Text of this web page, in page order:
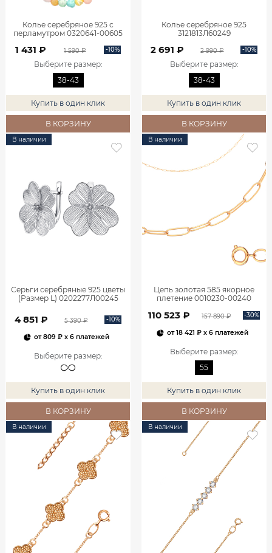
Колье серебряное 925 с
перламутром 0320641-00605
1 431 ₽ 1 590 ₽ -10%
Выберите размер:
38-43
Купить в один клик
В КОРЗИНУ
Колье серебряное 925
3121813Л60249
2 691 ₽ 2 990 ₽ -10%
Выберите размер:
38-43
Купить в один клик
В КОРЗИНУ
В наличии
Серьги серебряные 925 цветы
(Размер L) 0202277Л00245
4 851 ₽ 5 390 ₽ -10%
от809 ₽ x 6 платежей
Выберите размер:
Купить в один клик
В КОРЗИНУ
В наличии
Цепь золотая 585 якорное
плетение 0010230-00240
110 523 ₽ 157 890 ₽ -30%
от18 421 ₽ x 6 платежей
Выберите размер:
55
Купить в один клик
В КОРЗИНУ
В наличии В наличии